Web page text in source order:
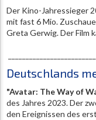
Der Kino-Jahressieger
mit fast 6 Mio.
Greta Gerwig. Der Film
Deutschlands
"Avatar: The Way of
des Jahres 2023. Der
den Ereignissen des